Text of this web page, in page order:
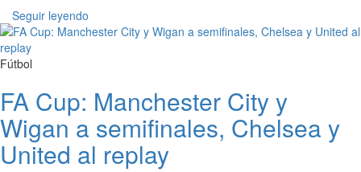
Seguir leyendo
Fútbol
FA Cup: Manchester City y
Wigan a semifinales, Chelsea y
United al replay